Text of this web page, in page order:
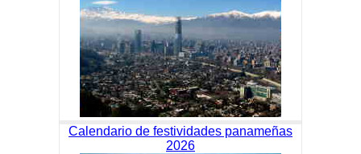
Calendario de festividades panameñas
2026